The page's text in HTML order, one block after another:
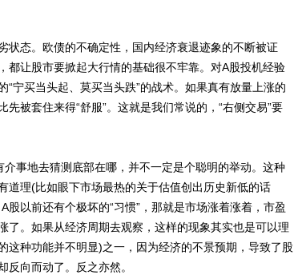
态。欧债的不确定性，国内经济衰退迹象的不断被证
都让股市要掀起大行情的基础很不牢靠。对A股投机经验
宁买当头起、莫买当头跌”的战术。如果真有放量上涨的
被套住来得“舒服”。这就是我们常说的，“右侧交易”要
地去猜测底部在哪，并不一定是个聪明的举动。这种
道理(比如眼下市场最热的关于估值创出历史新低的话
以前还有个极坏的“习惯”，那就是市场涨着涨着，市盈
了。如果从经济周期去观察，这样的现象其实也是可以理
这种功能并不明显)之一，因为经济的不景预期，导致了股
向而动了。反之亦然。